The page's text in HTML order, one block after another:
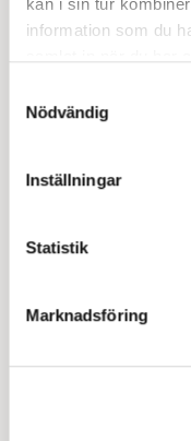
kan i sin tur
information som du
Nödvändig
Inställningar
Statistik
Marknadsföring
Videos om vara
När ska man
Att mingla
Vem tackar vem